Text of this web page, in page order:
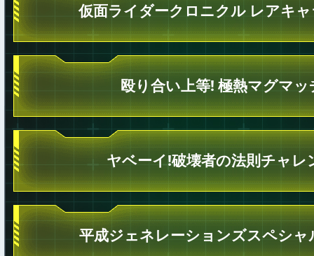
仮面ライダークロニクル レアキ
殴り合い上等! 極熱マグマッ
ヤベーイ!破壊者の法則チャレ
平成ジェネレーションズスペシャ